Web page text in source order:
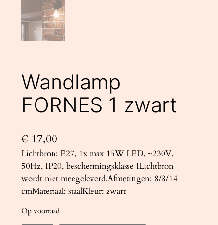
Wandlamp
FORNES 1 zwart
€ 17,00
Lichtbron: E27, 1x max 15W LED, ~230V,
50Hz, IP20, beschermingsklasse ILichtbron
wordt niet meegeleverd.Afmetingen: 8/8/14
cmMateriaal: staalKleur: zwart
Op voorraad